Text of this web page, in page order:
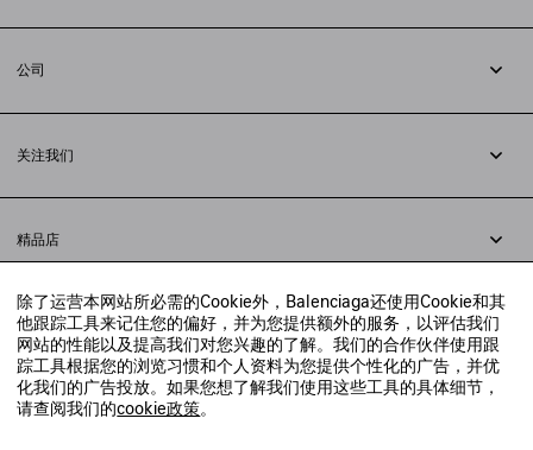
除了运营本网站所必需的Cookie外，Balenciaga还使用Cookie和其
他跟踪工具来记住您的偏好，并为您提供额外的服务，以评估我们
网站的性能以及提高我们对您兴趣的了解。我们的合作伙伴使用跟
踪工具根据您的浏览习惯和个人资料为您提供个性化的广告，并优
化我们的广告投放。如果您想了解我们使用这些工具的具体细节，
请查阅我们的cookie政策。
配送方式
支付
常见问题解答
公司
法律问题
联合国世界粮食计划署
举报平台
关注我们
小红书
精品店
寻找附近的精品店
实时聊天客服
发送邮件
我们将在24小时内给予回复
联系我们：400-610-6018
© 2020 巴黎世家贸易（上海）有限公司